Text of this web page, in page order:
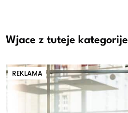
Wjace z tuteje kategorije
REKLAMA